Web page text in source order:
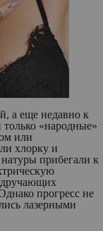
а еще недавно к
«народные»
или
хлорку и
прибегали к
прогресс не
лазерными